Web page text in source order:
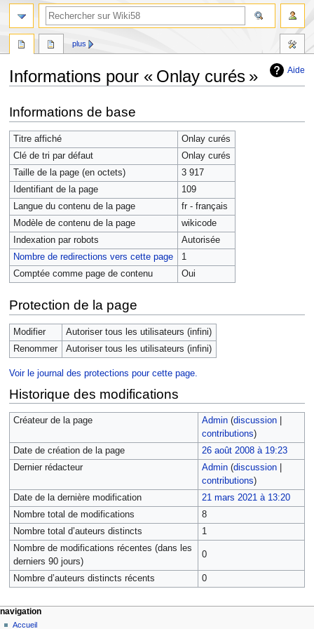
Aide
Informations pour « Onlay curés »
à
la
navigation
à
la
recherche
Informations de base
Titre affiché
Onlay curés
Clé de tri par défaut
Onlay curés
Taille de la page (en octets)
3 917
Identifiant de la page
109
Langue du contenu de la page
fr - français
Modèle de contenu de la page
wikicode
Indexation par robots
Autorisée
Nombre de redirections vers cette page
1
Comptée comme page de contenu
Oui
Protection de la page
Modifier
Autoriser tous les utilisateurs (infini)
Renommer
Autoriser tous les utilisateurs (infini)
Voir le journal des protections pour cette page.
Historique des modifications
Créateur de la page Admin (discussion|
contributions)
Date de création de la page
26 août 2008 à 19:23
Dernier rédacteur
Admin (discussion|
contributions)
Date de la dernière modification
21 mars 2021 à 13:20
Nombre total de modifications
8
Nombre total d’auteurs distincts
1
Nombre de modifications récentes (dans les
derniers 90 jours)
0
Nombre d’auteurs distincts récents 0
plus
navigation
Accueil